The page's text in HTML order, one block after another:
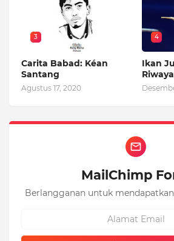
3
Carita Babad: Kéan
Santang
Agustus 17, 2020
4
Ikan
MailChimp
Berlangganan untuk